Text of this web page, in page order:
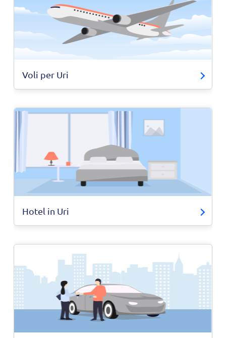
Voli per Uri
Hotel in Uri